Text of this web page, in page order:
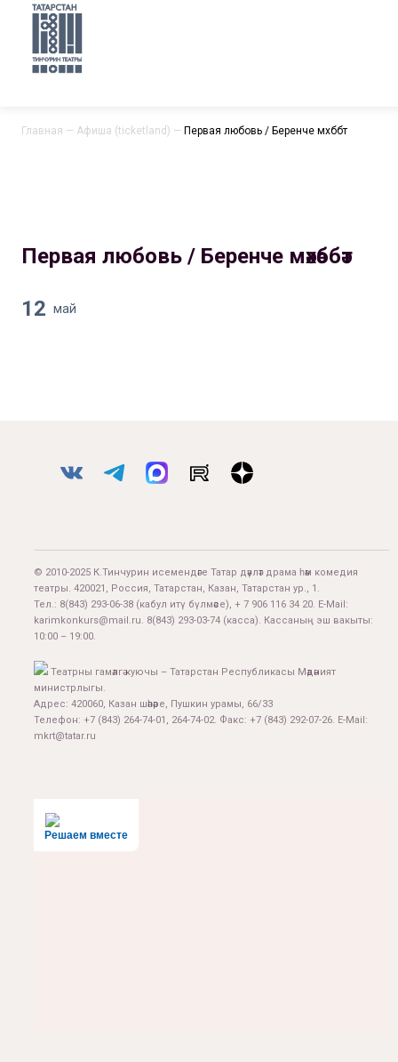
Главная — Афиша (ticketland) — Первая любовь / Беренче мәхәббәт
Первая любовь / Беренче мәхәббәт
12 май
© 2010-2025 К.Тинчурин исемендәге Татар дәүләт драма һәм комедия
театры. 420021, Россия, Татарстан, Казан, Татарстан ур., 1.
Тел.: 8(843) 293-06-38 (кабул итү бүлмәсе), + 7 906 116 34 20. E-Mail:
karimkonkurs@mail.ru. 8(843) 293-03-74 (касса). Кассаның эш вакыты:
10:00 – 19:00.
Театрны гамәлгә куючы – Татарстан Республикасы Мәдәният
министрлыгы.
Адрес: 420060, Казан шәһәре, Пушкин урамы, 66/33
Телефон: +7 (843) 264-74-01, 264-74-02. Факс: +7 (843) 292-07-26. E-Mail:
mkrt@tatar.ru
Решаем вместе